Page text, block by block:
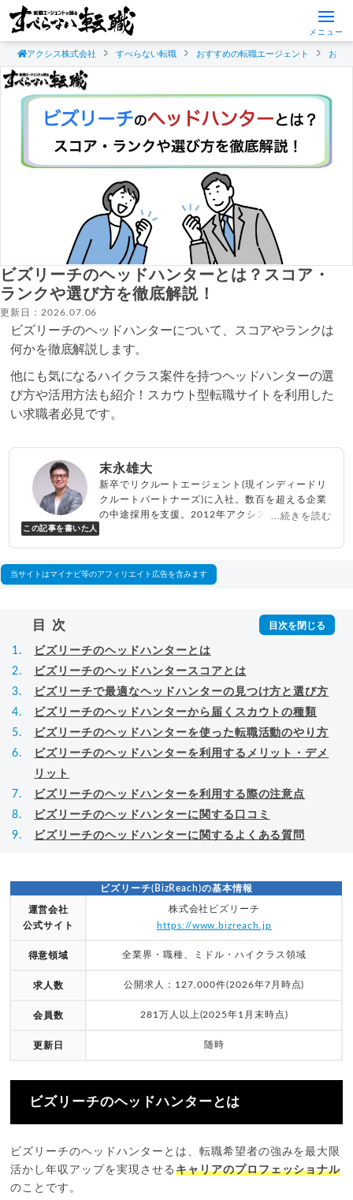
メニュー
アクシス株式会社 すべらない転職 おすすめの転職エージェント おす
ビズリーチのヘッドハンターとは？スコア・
ランクや選び方を徹底解説！
更新日：2026.07.06
ビズリーチのヘッドハンターについて、スコアやランクは
何かを徹底解説します。
他にも気になるハイクラス案件を持つヘッドハンターの選
び方や活用方法も紹介！スカウト型転職サイトを利用した
い求職者必見です。
この記事を書いた人
末永雄大
新卒でリクルートエージェント(現インディードリ
クルートパートナーズ)に入社。数百を超える企業
の中途採用を支援。2012年アクシス(株)設立、代
べらない転職エージェント
...続きを読む
当サイトはマイナビ等のアフィリエイト広告を含みます
目次
ビズリーチのヘッドハンターとは
ビズリーチのヘッドハンタースコアとは
ビズリーチで最適なヘッドハンターの見つけ方と選び方
ビズリーチのヘッドハンターから届くスカウトの種類
ビズリーチのヘッドハンターを使った転職活動のやり方
ビズリーチのヘッドハンターを利用するメリット・デメ
リット
ビズリーチのヘッドハンターを利用する際の注意点
ビズリーチのヘッドハンターに関する口コミ
ビズリーチのヘッドハンターに関するよくある質問
ビズリーチ(BizReach)の基本情報
運営会社
公式サイト
株式会社ビズリーチ
https://www.bizreach.jp
得意領域 全業界・職種、ミドル・ハイクラス領域
求人数 公開求人：127,000件(2026年7月時点)
会員数 281万人以上(2025年1月末時点)
更新日 随時
ビズリーチのヘッドハンターとは
ビズリーチのヘッドハンターとは、転職希望者の強みを最大限
活かし年収アップを実現させる キャリアのプロフェッショナル
のことです。